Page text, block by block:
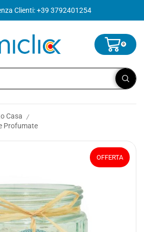
Clienti: +39 3792401254
0
Casa /
Profumate
OFFERTA